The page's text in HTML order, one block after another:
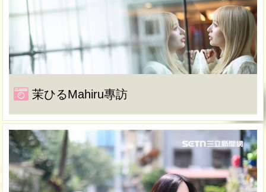
茉ひるMahiru專訪